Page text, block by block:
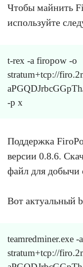
Чтобы майнить
используйте
t-rex -a firopow -o
stratum+tcp://
-p x
Поддержка
версии 0.8.6.
файл для
Вот актуальный
teamredminer.exe
stratum+tcp://